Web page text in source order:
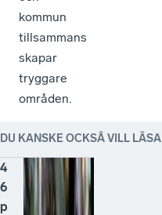
kommun
tillsammans
skapar
tryggare
områden.
DU KANSKE OCKSÅ VILL LÄSA
4
6
p